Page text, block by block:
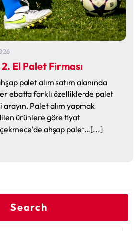
El Palet Firması
palet alım satım alanında
ebatta farklı özelliklerde palet
Palet alım yapmak
ürünlere göre fiyat
ahşap palet…[...]
Search